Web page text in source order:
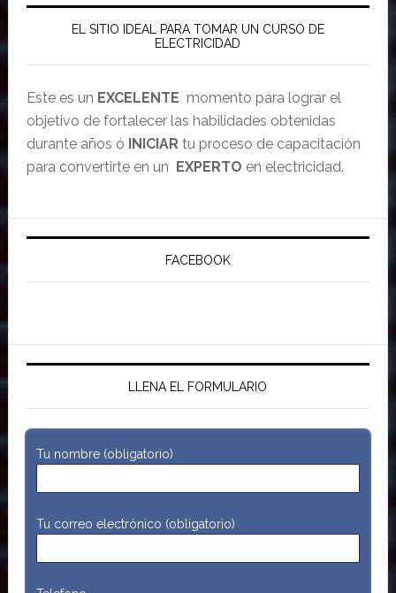
EL SITIO IDEAL PARA TOMAR UN CURSO DE
ELECTRICIDAD
Este es un EXCELENTE momento para lograr el
objetivo de fortalecer las habilidades obtenidas
durante años ó INICIAR tu proceso de capacitación
para convertirte en un EXPERTO en electricidad.
FACEBOOK
LLENA EL FORMULARIO
Tu nombre (obligatorio)
Tu correo electrónico (obligatorio)